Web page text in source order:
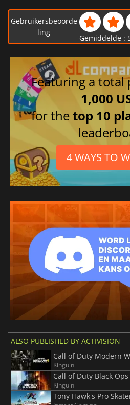
Gebruikersbeoorde
ling
Gemiddelde :
Featuring a total
1,000
for thetop 10
4 WAYS TO
ALSO PUBLISHED BY ACTIVISION
Call of Duty Modern
Kinguin
Call of Duty Black Ops
Kinguin
Tony Hawk's Pro